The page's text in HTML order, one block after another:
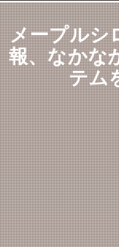
メープルシ
報、なかな
テム